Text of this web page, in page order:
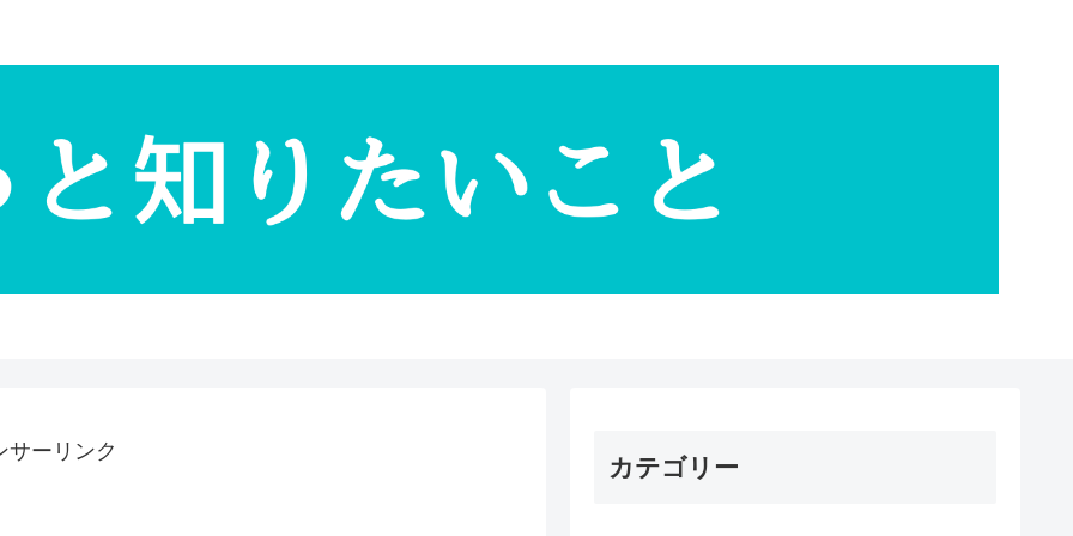
サーリンク
カテゴリー